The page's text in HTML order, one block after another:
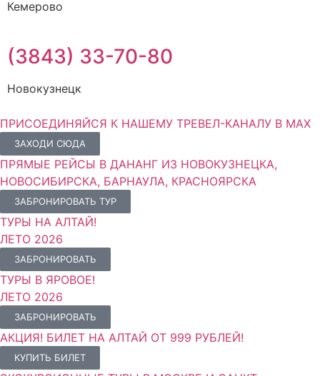
Кемерово
(3843) 33-70-80
Новокузнецк
ПРИСОЕДИНЯЙСЯ К НАШЕМУ ТРЕВЕЛ-КАНАЛУ В MAX
ЗАХОДИ СЮДА
ПРЯМЫЕ РЕЙСЫ В ДАНАНГ ИЗ НОВОКУЗНЕЦКА,
НОВОСИБИРСКА, БАРНАУЛА, КРАСНОЯРСКА
ЗАБРОНИРОВАТЬ ТУР
ТУРЫ НА АЛТАЙ!
ЛЕТО 2026
ЗАБРОНИРОВАТЬ
ТУРЫ В ЯРОВОЕ!
ЛЕТО 2026
ЗАБРОНИРОВАТЬ
АКЦИЯ! БИЛЕТ НА АЛТАЙ ОТ 999 РУБЛЕЙ!
КУПИТЬ БИЛЕТ